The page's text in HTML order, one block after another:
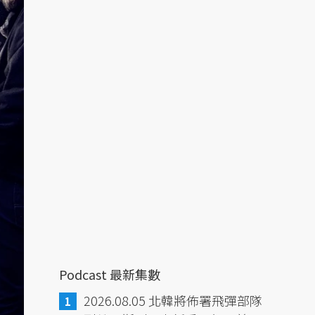
Podcast 最新集數
2026.08.05 北韓將佈署飛彈部隊